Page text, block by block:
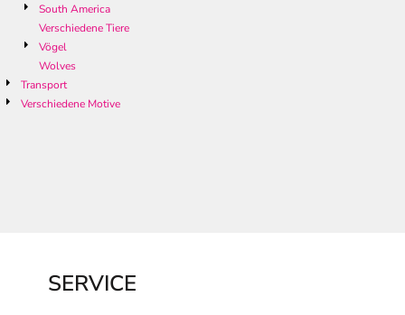
South America
Verschiedene Tiere
Vögel
Wolves
Transport
Verschiedene Motive
SERVICE